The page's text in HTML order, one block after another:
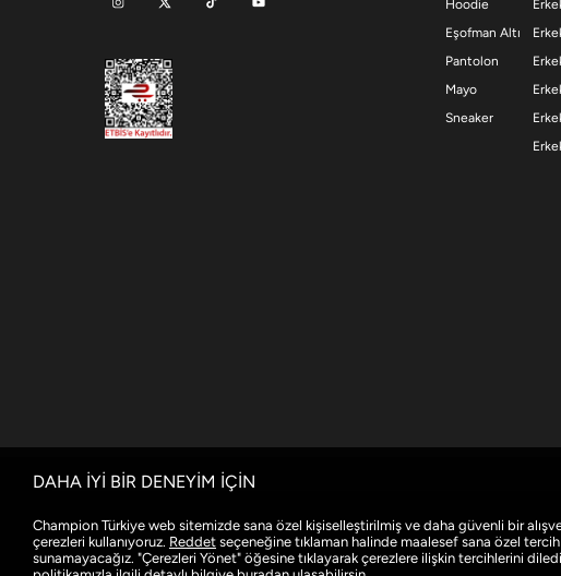
Hoodie
Eşofman Altı
Pantolon
Mayo
Sneaker
DAHA İYİ BİR DENEYİM İÇİN
Champion Türkiye web sitemizde sana özel kişiselleştirilmiş ve daha güvenli bir
çerezleri kullanıyoruz. Reddet seçeneğine tıklaman halinde maalesef sana özel
sunamayacağız. "Çerezleri Yönet" öğesine tıklayarak çerezlere ilişkin tercihlerini